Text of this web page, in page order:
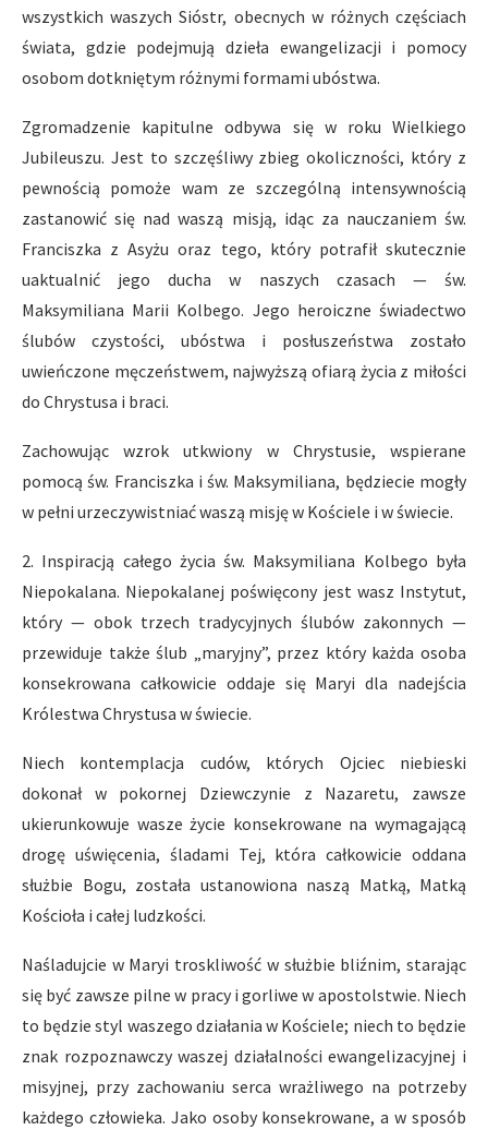
wszystkich waszych Sióstr, obecnych w różnych częściach
świata, gdzie podejmują dzieła ewangelizacji i pomocy
osobom dotkniętym różnymi formami ubóstwa.
Zgromadzenie kapitulne odbywa się w roku Wielkiego
Jubileuszu. Jest to szczęśliwy zbieg okoliczności, który z
pewnością pomoże wam ze szczególną intensywnością
zastanowić się nad waszą misją, idąc za nauczaniem św.
Franciszka z Asyżu oraz tego, który potrafił skutecznie
uaktualnić jego ducha w naszych czasach — św.
Maksymiliana Marii Kolbego. Jego heroiczne świadectwo
ślubów czystości, ubóstwa i posłuszeństwa zostało
uwieńczone męczeństwem, najwyższą ofiarą życia z miłości
do Chrystusa i braci.
Zachowując wzrok utkwiony w Chrystusie, wspierane
pomocą św. Franciszka i św. Maksymiliana, będziecie mogły
w pełni urzeczywistniać waszą misję w Kościele i w świecie.
2. Inspiracją całego życia św. Maksymiliana Kolbego była
Niepokalana. Niepokalanej poświęcony jest wasz Instytut,
który — obok trzech tradycyjnych ślubów zakonnych —
przewiduje także ślub „maryjny”, przez który każda osoba
konsekrowana całkowicie oddaje się Maryi dla nadejścia
Królestwa Chrystusa w świecie.
Niech kontemplacja cudów, których Ojciec niebieski
dokonał w pokornej Dziewczynie z Nazaretu, zawsze
ukierunkowuje wasze życie konsekrowane na wymagającą
drogę uświęcenia, śladami Tej, która całkowicie oddana
służbie Bogu, została ustanowiona naszą Matką, Matką
Kościoła i całej ludzkości.
Naśladujcie w Maryi troskliwość w służbie bliźnim, starając
się być zawsze pilne w pracy i gorliwe w apostolstwie. Niech
to będzie styl waszego działania w Kościele; niech to będzie
znak rozpoznawczy waszej działalności ewangelizacyjnej i
misyjnej, przy zachowaniu serca wrażliwego na potrzeby
każdego człowieka. Jako osoby konsekrowane, a w sposób